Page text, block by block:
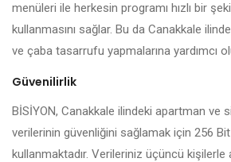
menüleri ile herkesin programı hızlı bir
kullanmasını sağlar. Bu da Canakkale
ve çaba tasarrufu yapmalarına yardımcı
Güvenilirlik
BİSİYON, Canakkale ilindeki apartman ve
verilerinin güvenliğini sağlamak için 256
kullanmaktadır. Verileriniz üçüncü kişilerle